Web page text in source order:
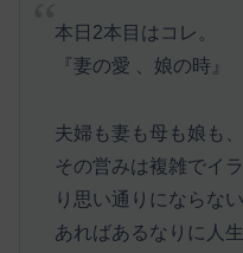
本日2本目はコレ。
『妻の愛 、娘の時』
夫婦も妻も母も娘も
その営みは複雑でイ
り思い通りにならな
あればあるなりに人